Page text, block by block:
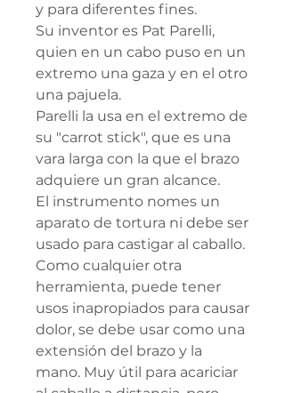
y para diferentes fines.
Su inventor es Pat Parelli,
quien en un cabo puso en un
extremo una gaza y en el otro
una pajuela.
Parelli la usa en el extremo de
su "carrot stick", que es una
vara larga con la que el brazo
adquiere un gran alcance.
El instrumento nomes un
aparato de tortura ni debe ser
usado para castigar al caballo.
Como cualquier otra
herramienta, puede tener
usos inapropiados para causar
dolor, se debe usar como una
extensión del brazo y la
mano. Muy útil para acariciar